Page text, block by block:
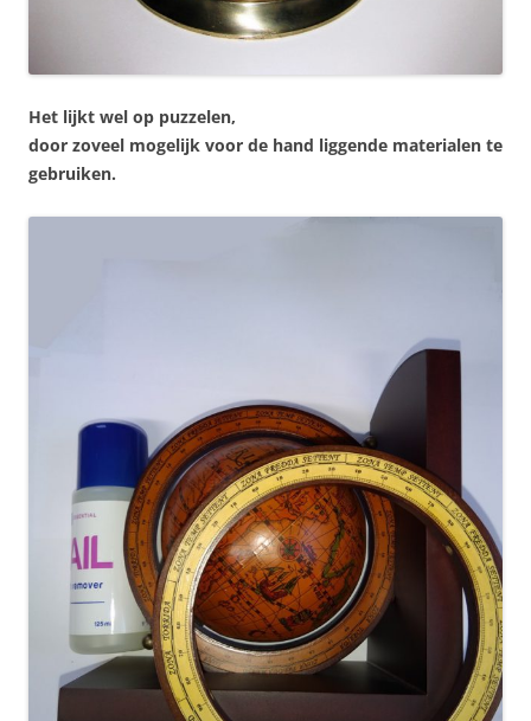
Het lijkt wel op puzzelen,
door zoveel mogelijk voor de hand liggende materialen te
gebruiken.